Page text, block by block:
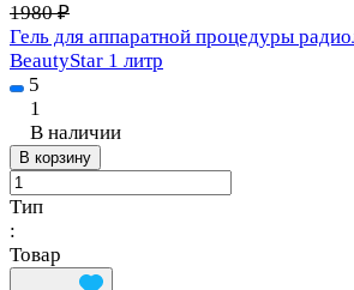
1980 ₽
Гель для аппаратной процедуры
BeautyStar 1 литр
5
1
В наличии
В корзину
Тип
:
Товар